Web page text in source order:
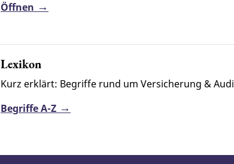
Öffnen
Lexikon
Kurz erklärt: Begriffe rund um Versicherung &
Begriffe A-Z